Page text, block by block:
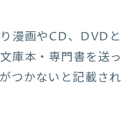
漫画やCD、DVDと
庫本・専門書を送っ
つかないと記載され